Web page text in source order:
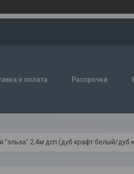
и оплата Рассрочка
"эльза" 2,4м дсп (дуб крафт белый/дуб